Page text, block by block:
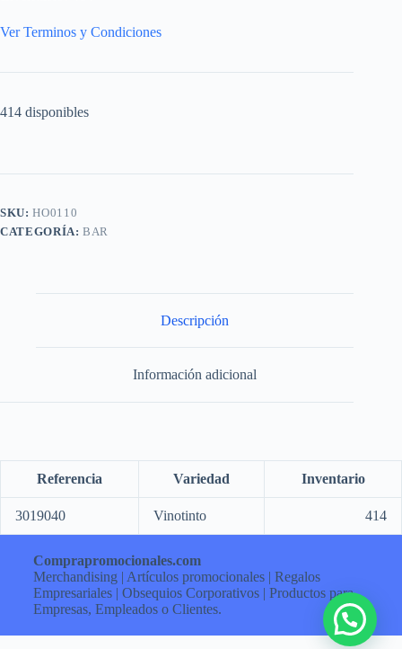
Ver Terminos y Condiciones
414 disponibles
SKU:HO0110
CATEGORÍA:BAR
Descripción
Información adicional
Referencia Variedad Inventario
3019040 Vinotinto 414
Comprapromocionales.com
Merchandising | Artículos promocionales | Regalos
Empresariales | Obsequios Corporativos | Productos para
Empresas, Empleados o Clientes.